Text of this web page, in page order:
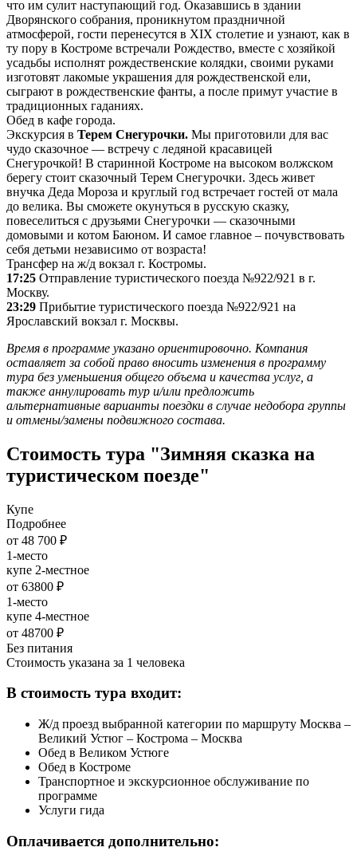
что им сулит наступающий год. Оказавшись в здании
Дворянского собрания, проникнутом праздничной
атмосферой, гости перенесутся в XIX столетие и узнают, как в
ту пору в Костроме встречали Рождество, вместе с хозяйкой
усадьбы исполнят рождественские колядки, своими руками
изготовят лакомые украшения для рождественской ели,
сыграют в рождественские фанты, а после примут участие в
традиционных гаданиях.
Обед в кафе города.
Экскурсия в Терем Снегурочки. Мы приготовили для вас
чудо сказочное — встречу с ледяной красавицей
Снегурочкой! В старинной Костроме на высоком волжском
берегу стоит сказочный Терем Снегурочки. Здесь живет
внучка Деда Мороза и круглый год встречает гостей от мала
до велика. Вы сможете окунуться в русскую сказку,
повеселиться с друзьями Снегурочки — сказочными
домовыми и котом Баюном. И самое главное – почувствовать
себя детьми независимо от возраста!
Трансфер на ж/д вокзал г. Костромы.
17:25 Отправление туристического поезда №922/921 в г.
Москву.
23:29 Прибытие туристического поезда №922/921 на
Ярославский вокзал г. Москвы.
Время в программе указано ориентировочно. Компания
оставляет за собой право вносить изменения в программу
тура без уменьшения общего объема и качества услуг, а
также аннулировать тур и/или предложить
альтернативные варианты поездки в случае недобора группы
и отмены/замены подвижного состава.
Стоимость тура "Зимняя сказка на
туристическом поезде"
Купе
Подробнее
от 48 700 ₽
1-место
купе 2-местное
от 63800 ₽
1-место
купе 4-местное
от 48700 ₽
Без питания
Стоимость указана за 1 человека
В стоимость тура входит:
Ж/д проезд выбранной категории по маршруту Москва –
Великий Устюг – Кострома – Москва
Обед в Великом Устюге
Обед в Костроме
Транспортное и экскурсионное обслуживание по
программе
Услуги гида
Оплачивается дополнительно: